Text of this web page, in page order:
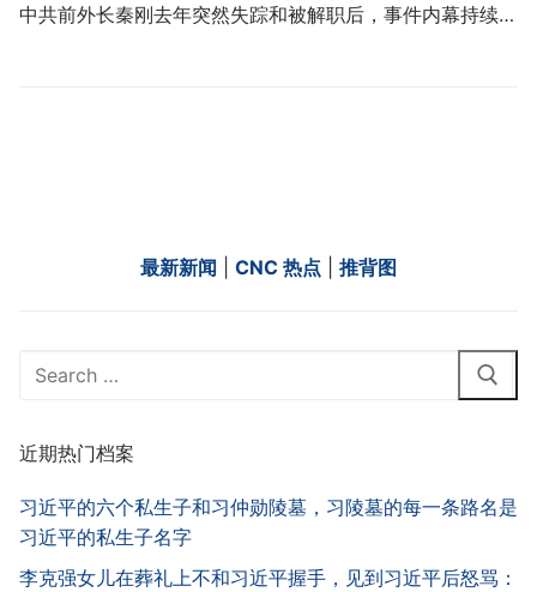
中共前外长秦刚去年突然失踪和被解职后，事件内幕持续…
最新新闻 CNC 热点 推背图
Search
近期热门档案
习近平的六个私生子和习仲勋陵墓，习陵墓的每一条路名是
习近平的私生子名字
李克强女儿在葬礼上不和习近平握手，见到习近平后怒骂：